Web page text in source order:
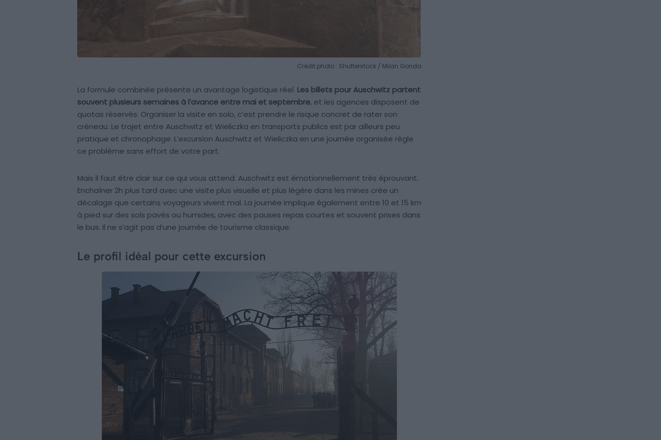
Crédit photo : Shutterstock / Milan Gonda
La formule combinée présente un avantage logistique réel. Les billets pour Auschwitz partent
souvent plusieurs semaines à l’avance entre mai et septembre, et les agences disposent de
quotas réservés. Organiser la visite en solo, c’est prendre le risque concret de rater son
créneau. Le trajet entre Auschwitz et Wieliczka en transports publics est par ailleurs peu
pratique et chronophage. L’excursion Auschwitz et Wieliczka en une journée organisée règle
ce problème sans effort de votre part.
Mais il faut être clair sur ce qui vous attend. Auschwitz est émotionnellement très éprouvant.
Enchaîner 2h plus tard avec une visite plus visuelle et plus légère dans les mines crée un
décalage que certains voyageurs vivent mal. La journée implique également entre 10 et 15 km
à pied sur des sols pavés ou humides, avec des pauses repas courtes et souvent prises dans
le bus. Il ne s’agit pas d’une journée de tourisme classique.
Le profil idéal pour cette excursion